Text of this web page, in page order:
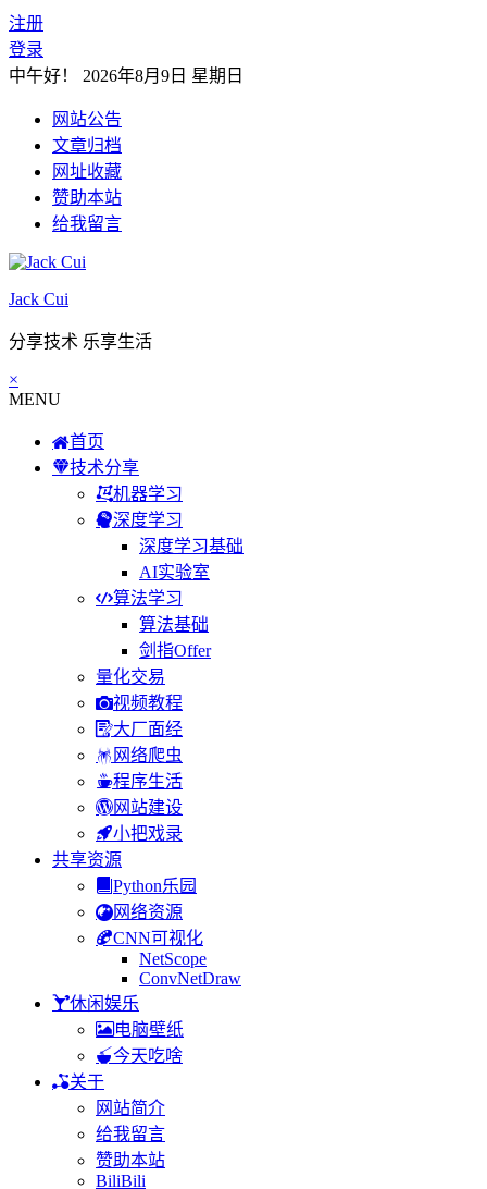
注册
登录
中午好！ 2026年8月9日 星期日
网站公告
文章归档
网址收藏
赞助本站
给我留言
Jack Cui
分享技术 乐享生活
×
MENU
首页
技术分享
机器学习
深度学习
深度学习基础
AI实验室
算法学习
算法基础
剑指Offer
量化交易
视频教程
大厂面经
网络爬虫
程序生活
网站建设
小把戏录
共享资源
Python乐园
网络资源
CNN可视化
NetScope
ConvNetDraw
休闲娱乐
电脑壁纸
今天吃啥
关于
网站简介
给我留言
赞助本站
BiliBili